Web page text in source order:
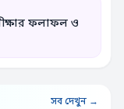
ফলাফল ও
সব দেখুন →